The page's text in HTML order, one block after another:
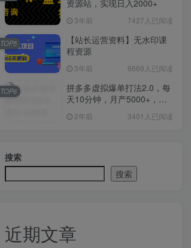
资源站，实现日入2000+
3年前 7427人已阅读
【站长运营资料】无水印课
程资源
3年前 6669人已阅读
TOP5
拼多多虚拟爆单打法2.0，每
天10分钟，月产5000+，从0
2年前 3401人已阅读
TOP6
搜索
搜索
近期文章